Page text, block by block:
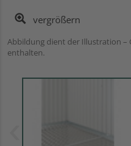
vergrößern
Abbildung dient der Illustration –
enthalten.